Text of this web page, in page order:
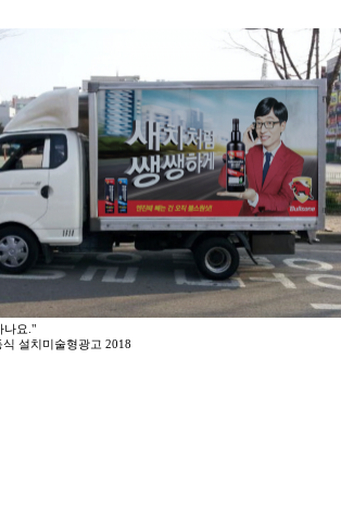
나요."
설치미술형광고 2018